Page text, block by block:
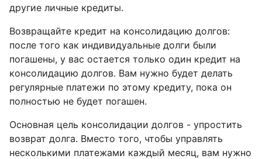
другие личные кредиты.
Возвращайте кредит на консолидацию долгов:
после того как индивидуальные долги были
погашены, у вас остается только один кредит на
консолидацию долгов. Вам нужно будет делать
регулярные платежи по этому кредиту, пока он
полностью не будет погашен.
Основная цель консолидации долгов - упростить
возврат долга. Вместо того, чтобы управлять
несколькими платежами каждый месяц, вам нужно